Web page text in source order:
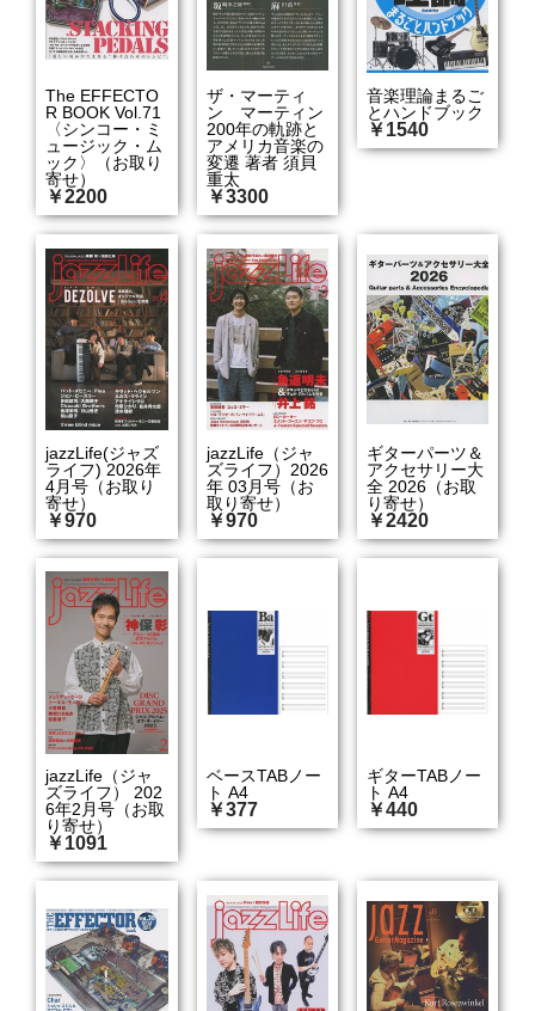
The EFFECTO
R BOOK Vol.71
〈シンコー・ミ
ュージック・ム
ック〉（お取り
寄せ）
￥2200
ザ・マーティ
ン マーティン
200年の軌跡と
アメリカ音楽の
変遷 著者 須貝
重太
￥3300
音楽理論まるご
とハンドブック
￥1540
jazzLife(ジャズ
ライフ) 2026年
4月号（お取り
寄せ）
￥970
jazzLife（ジャ
ズライフ）2026
年 03月号（お
取り寄せ）
￥970
ギターパーツ＆
アクセサリー大
全 2026（お取
り寄せ）
￥2420
jazzLife（ジャ
ズライフ） 202
6年2月号（お取
り寄せ）
￥1091
ベースTABノー
ト A4
￥377
ギターTABノー
ト A4
￥440